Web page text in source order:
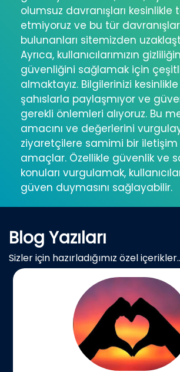
olumsuz davranışları kesinlikle
etmiyoruz ve bu tür
bulunanları sitemizden
Ayrıca, kullanıcılarımızın
güvenliğini sağlamak için
almaktayız. Bilgilerinizi
şahıslarla paylaşmıyor ve
gerekli önlemleri alıyoruz. Bu
amacını ve değerlerini
ziyaretçilere samimi bir iletişim
amaçlar. Özellikle güvenlik ve
konuları vurgulamak,
güven duymasını sağlayabilir.
Blog Yazıları
Sizler için hazırladığımız özel içerikler..